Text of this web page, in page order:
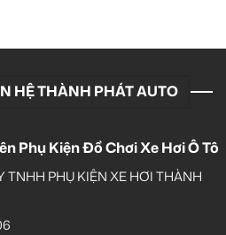
HỆ THÀNH PHÁT AUTO
Phụ Kiện Đồ Chơi Xe Hơi Ô Tô
TNHH PHỤ KIỆN XE HƠI THÀNH